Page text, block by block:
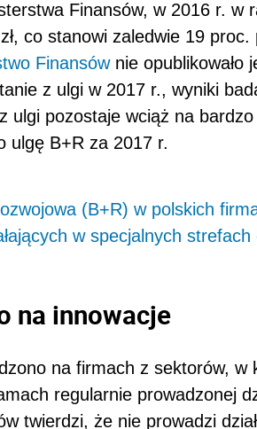
Finansów, w 2016 r. w
co stanowi zaledwie 19
Finansównie opublikowało
z ulgi w 2017 r., wyniki
ulgi pozostaje wciąż na
ulgę B+R za 2017 r.
(B+R) w polskich
w specjalnych
na innowacje
na firmach z sektorów, w
regularnie prowadzonej
twierdzi, że nie prowadzi